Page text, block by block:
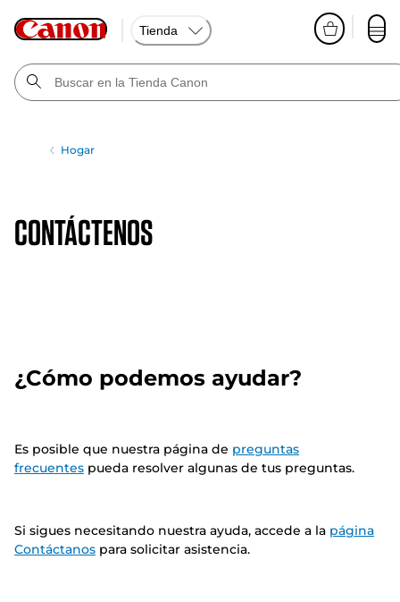
Tienda
Hogar
CONTÁCTENOS
¿Cómo podemos ayudar?
Es posible que nuestra página de preguntas
frecuentes pueda resolver algunas de tus preguntas.
Si sigues necesitando nuestra ayuda, accede a la página
Contáctanos para solicitar asistencia.